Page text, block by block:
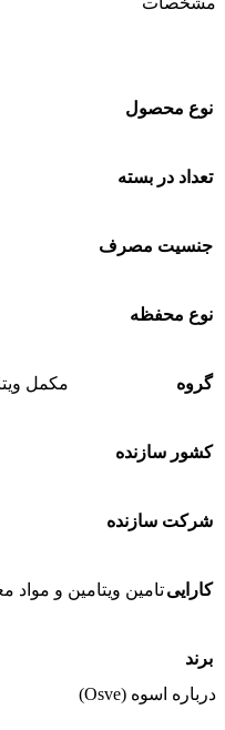
نوع محصول
تعداد در بسته
جنسیت مصرف
نوع محفظه
گروه مکمل
کشور سازنده
شرکت سازنده
کاراییتامین ویتامین و مواد
برند
درباره اسوه (Osve)